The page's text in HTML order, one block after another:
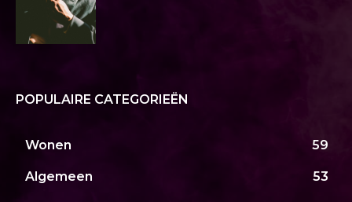
POPULAIRE CATEGORIEËN
Wonen 59
Algemeen 53